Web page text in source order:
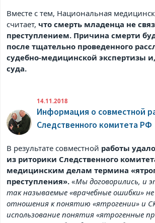
Вместе с тем, Национальная
считает,что смерть младенца не
преступлением. Причина смерти
после тщательно проведенного
судебно-медицинской экспертизы
суда.
14.11.2018
Информация о совместной
Следственного комитета РФ
В результате совместной работы
из риторики Следственного
медицинским делам термина
преступления». «Мы договорились, и
так называемые «врачебные ошибки»
отношения к понятию «ятрогении» и
использование понятия «ятрогенные